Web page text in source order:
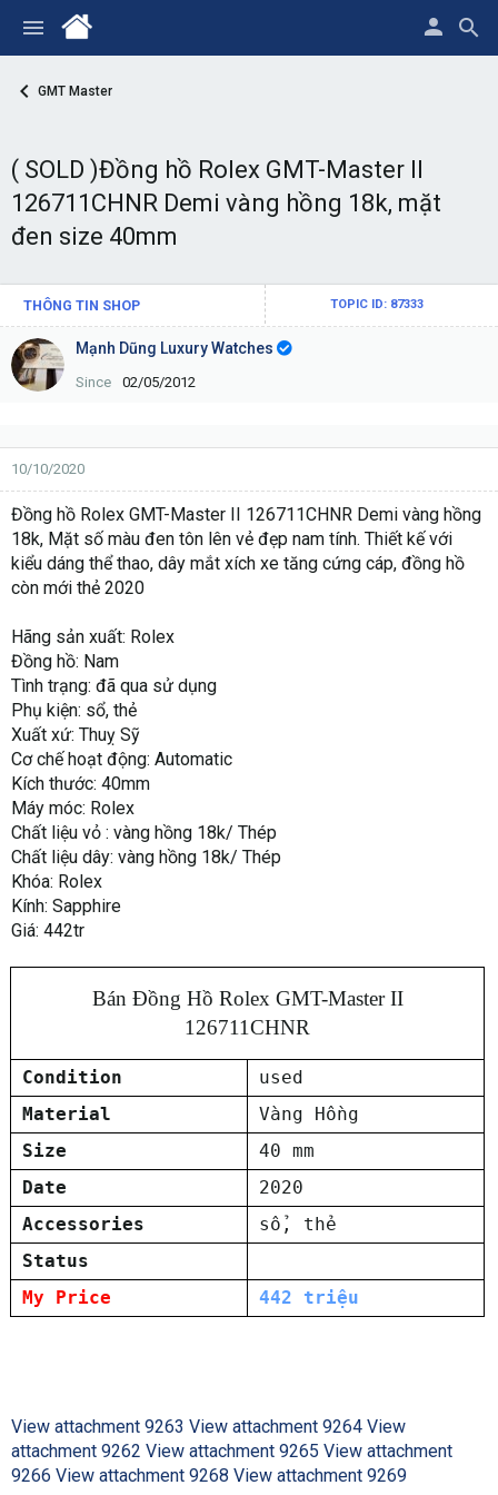
GMT Master
( SOLD )Đồng hồ Rolex GMT-Master II
126711CHNR Demi vàng hồng 18k, mặt
đen size 40mm
THÔNG TIN SHOP TOPIC ID: 87333
Mạnh Dũng Luxury Watches
Since 02/05/2012
10/10/2020
Đồng hồ Rolex GMT-Master II 126711CHNR Demi vàng hồng
18k, Mặt số màu đen tôn lên vẻ đẹp nam tính. Thiết kế với
kiểu dáng thể thao, dây mắt xích xe tăng cứng cáp, đồng hồ
còn mới thẻ 2020
Hãng sản xuất: Rolex
Đồng hồ: Nam
Tình trạng: đã qua sử dụng
Phụ kiện: sổ, thẻ
Xuất xứ: Thuỵ Sỹ
Cơ chế hoạt động: Automatic
Kích thước: 40mm
Máy móc: Rolex
Chất liệu vỏ : vàng hồng 18k/ Thép
Chất liệu dây: vàng hồng 18k/ Thép
Khóa: Rolex
Kính: Sapphire
Giá: 442tr
Bán Đồng Hồ Rolex GMT-Master II
126711CHNR
Condition
used
Material
Vàng Hồng
Size
40 mm
Date
2020
Accessories
sổ, thẻ
Status
My Price
442 triệu
View attachment 9263 View attachment 9264 View
attachment 9262 View attachment 9265 View attachment
9266 View attachment 9268 View attachment 9269